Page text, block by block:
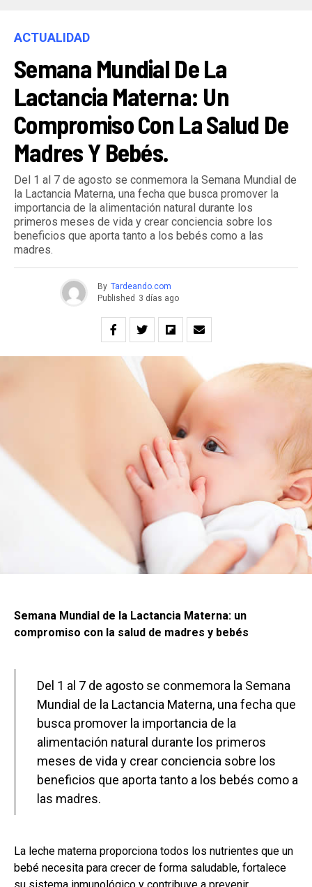
ACTUALIDAD
Semana Mundial De La
Lactancia Materna: Un
Compromiso Con La Salud De
Madres Y Bebés.
Del 1 al 7 de agosto se conmemora la Semana Mundial de
la Lactancia Materna, una fecha que busca promover la
importancia de la alimentación natural durante los
primeros meses de vida y crear conciencia sobre los
beneficios que aporta tanto a los bebés como a las
madres.
By Tardeando.com
Published 3 días ago
Semana Mundial de la Lactancia Materna: un
compromiso con la salud de madres y bebés
Del 1 al 7 de agosto se conmemora la Semana
Mundial de la Lactancia Materna, una fecha que
busca promover la importancia de la
alimentación natural durante los primeros
meses de vida y crear conciencia sobre los
beneficios que aporta tanto a los bebés como a
las madres.
La leche materna proporciona todos los nutrientes que un
bebé necesita para crecer de forma saludable, fortalece
su sistema inmunológico y contribuye a prevenir